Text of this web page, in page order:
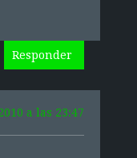
Responder
a las 23:47